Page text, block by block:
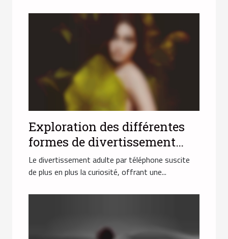
Exploration des différentes
formes de divertissement
adulte par téléphone
Le divertissement adulte par téléphone suscite
de plus en plus la curiosité, offrant une...